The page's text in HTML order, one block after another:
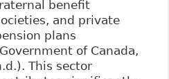
benefit
and private
plans
of Canada,
This sector